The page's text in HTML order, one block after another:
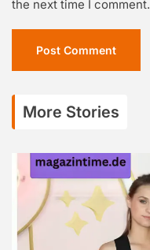
the next time I comment.
More Stories